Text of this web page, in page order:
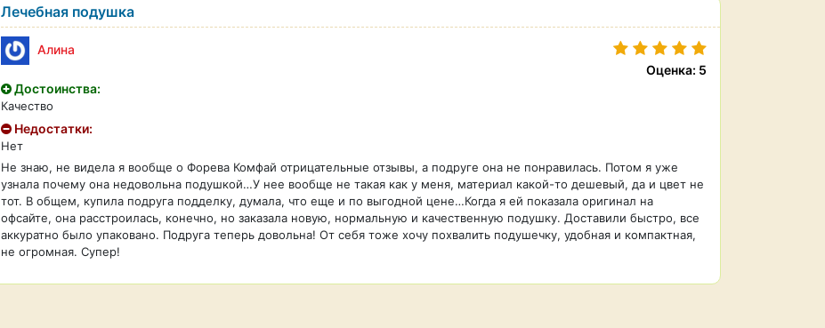
Лечебная подушка
Алина
Оценка: 5
Достоинства:
Качество
Недостатки:
Нет
Не знаю, не видела я вообще о Форева Комфай отрицательные отзывы, а подруге она не понравилась. Потом я уже
узнала почему она недовольна подушкой…У нее вообще не такая как у меня, материал какой-то дешевый, да и цвет не
тот. В общем, купила подруга подделку, думала, что еще и по выгодной цене…Когда я ей показала оригинал на
офсайте, она расстроилась, конечно, но заказала новую, нормальную и качественную подушку. Доставили быстро, все
аккуратно было упаковано. Подруга теперь довольна! От себя тоже хочу похвалить подушечку, удобная и компактная,
не огромная. Супер!